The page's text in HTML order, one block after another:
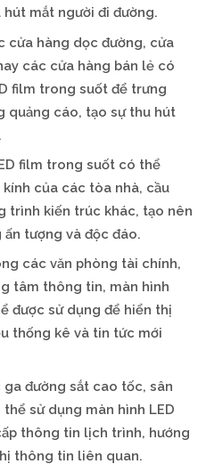
mắt người đi đường.
cửa hàng dọc đường, cửa
các cửa hàng bán lẻ có
film trong suốt để trưng
quảng cáo, tạo sự thu hút
film trong suốt có thể
của các tòa nhà, cầu
trình kiến trúc khác, tạo nên
tượng và độc đáo.
các văn phòng tài chính,
tâm thông tin, màn hình
được sử dụng để hiển thị
thống kê và tin tức mới
ga đường sắt cao tốc, sân
sử dụng màn hình LED
thông tin lịch trình, hướng
thông tin liên quan.